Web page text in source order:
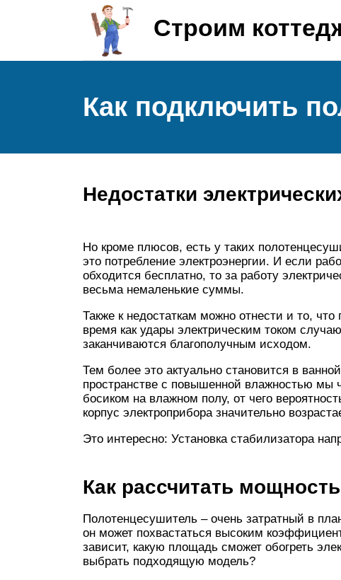
Строим
Как подключить
Недостатки
Но кроме плюсов, есть у таких
это потребление электроэнергии. И если
обходится бесплатно, то за работу
весьма немаленькие суммы.
Также к недостаткам можно отнести и то,
время как удары электрическим током
заканчиваются благополучным исходом.
Тем более это актуально становится в
пространстве с повышенной влажностью мы
босиком на влажном полу, от чего
корпус электроприбора значительно
Это интересно: Установка стабилизатора
Как рассчитать
Полотенцесушитель – очень затратный в
он может похвастаться высоким
зависит, какую площадь сможет обогреть
выбрать подходящую модель?